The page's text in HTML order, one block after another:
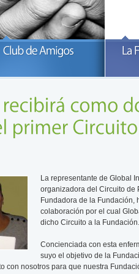
Participa con la Fundación María
La representante de Global
organizadora del Circuito de
Fundadora de la Fundación,
colaboración por el cual
dicho Circuito a la Fundación.
Concienciada con esta
suyo el objetivo de la
con nosotros para que nuestra